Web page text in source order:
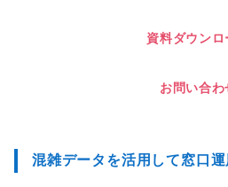
資料ダウ ン ロ
お 問 い合わ
混雑データを活用して窓口